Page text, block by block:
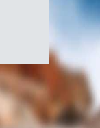
Symbole
du
Canada